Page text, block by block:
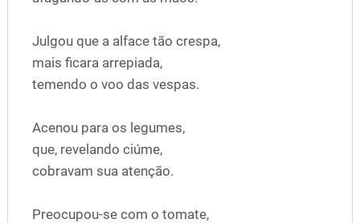
Julgou que a alface tão crespa,
mais ficara arrepiada,
temendo o voo das vespas.
Acenou para os legumes,
que, revelando ciúme,
cobravam sua atenção.
Preocupou-se com o tomate,